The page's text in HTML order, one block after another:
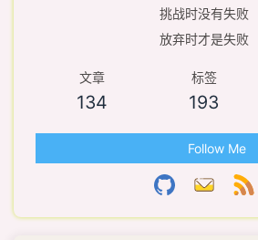
挑战时没有失败
放弃时才是失败
文章
134
标签
193
Follow Me